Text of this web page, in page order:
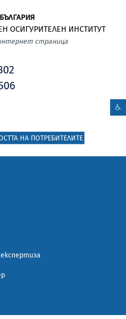
ОСИГУРИТЕЛЕН ИНСТИТУТ
страница
НА ПОТРЕБИТЕЛИТЕ